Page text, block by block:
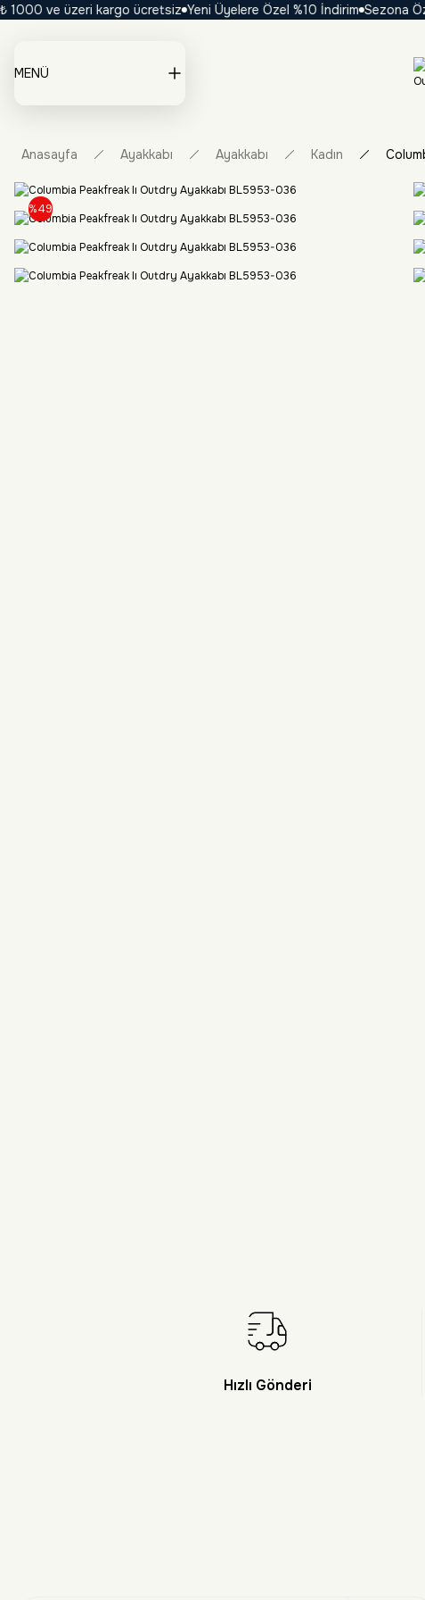
ve üzeri kargo ücretsiz Yeni Üyelere Özel %10 İndirim Sezona Özel
MENÜ
Anasayfa Ayakkabı Ayakkabı Kadın
%49
Hızlı Gönderi